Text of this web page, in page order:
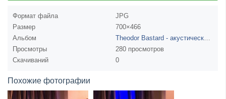
Формат файла
JPG
Размер
700×466
Альбом
Theodor Bastard - акустический концерт в Нижнем Новгороде 27 октября
Просмотры
280 просмотров
Скачиваний
0
Похожие фотографии